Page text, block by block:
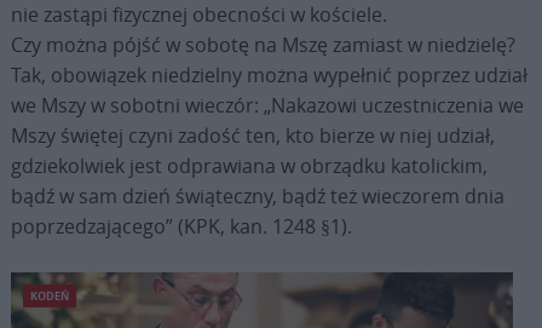
nie zastąpi fizycznej obecności w kościele.
Czy można pójść w sobotę na Mszę zamiast w niedzielę?
Tak, obowiązek niedzielny można wypełnić poprzez udział
we Mszy w sobotni wieczór: „Nakazowi uczestniczenia we
Mszy świętej czyni zadość ten, kto bierze w niej udział,
gdziekolwiek jest odprawiana w obrządku katolickim,
bądź w sam dzień świąteczny, bądź też wieczorem dnia
poprzedzającego” (KPK, kan. 1248 §1).
KODEŃ